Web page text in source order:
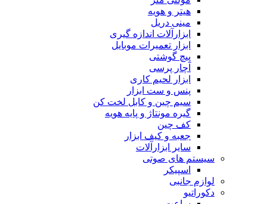
هیتر و هویه
مینی دریل
ابزارآلات اندازه گیری
ابزار تعمیرات موبایل
پیچ گوشتی
آچار پرسی
ابزار لحیم کاری
پنس و ست ابزار
سیم چین و کابل لخت کن
گیره مونتاژ و پایه هویه
کف چین
جعبه و کیف ابزار
سایر ابزارآلات
سیستم های صوتی
اسپیکر
لوازم جانبی
دکوراتیو